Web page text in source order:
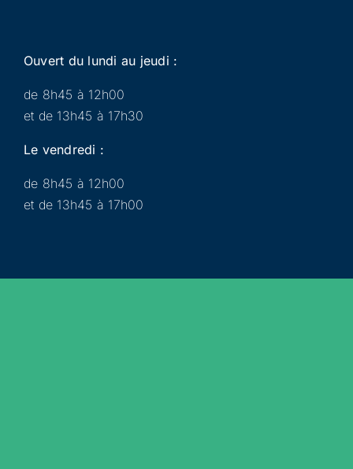
Ouvert du lundi au jeudi :
de 8h45 à 12h00
et de 13h45 à 17h30
Le vendredi :
de 8h45 à 12h00
et de 13h45 à 17h00